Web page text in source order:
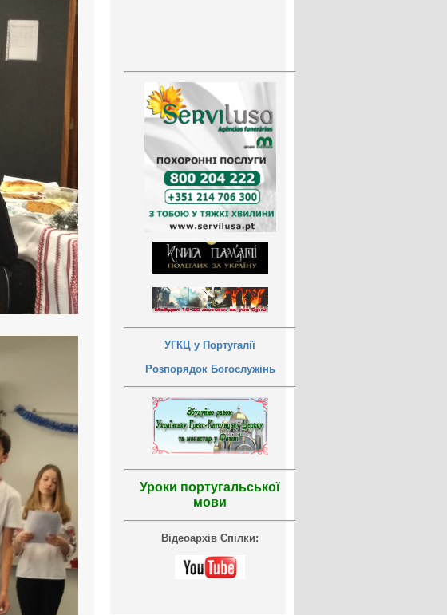
УГКЦ у Португалії
Розпорядок Богослужінь
Уроки португальської
мови
Відеоархів Спілки: